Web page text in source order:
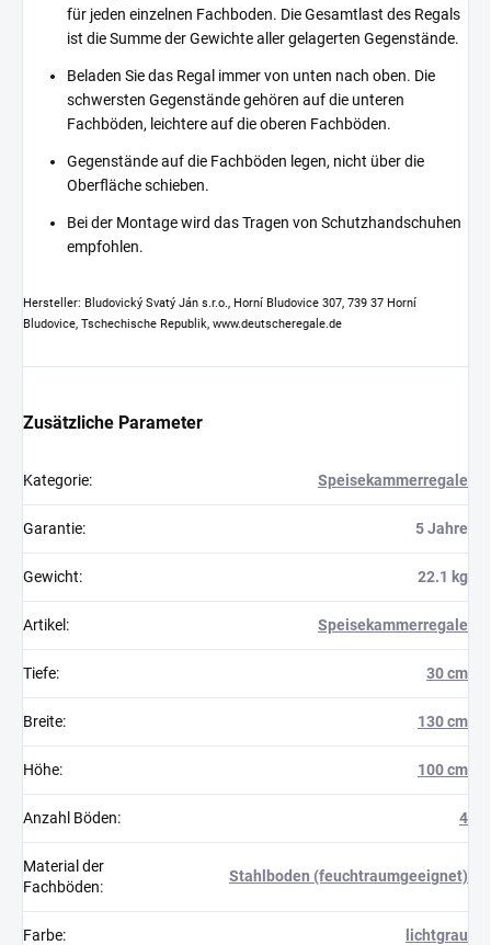
für jeden einzelnen Fachboden. Die Gesamtlast des Regals
ist die Summe der Gewichte aller gelagerten Gegenstände.
Beladen Sie das Regal immer von unten nach oben. Die
schwersten Gegenstände gehören auf die unteren
Fachböden, leichtere auf die oberen Fachböden.
Gegenstände auf die Fachböden legen, nicht über die
Oberfläche schieben.
Bei der Montage wird das Tragen von Schutzhandschuhen
empfohlen.
Hersteller: Bludovický Svatý Ján s.r.o., Horní Bludovice 307, 739 37 Horní
Bludovice, Tschechische Republik, www.deutscheregale.de
Zusätzliche Parameter
Kategorie: Speisekammerregale
Garantie: 5 Jahre
Gewicht: 22.1 kg
Artikel : Speisekammerregale
Tiefe: 30 cm
Breite: 130 cm
Höhe: 100 cm
Anzahl Böden: 4
Material der
Fachböden:
Stahlboden (feuchtraumgeeignet)
Farbe: lichtgrau